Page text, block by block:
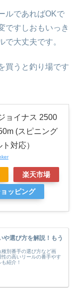
ルであればOKで
ですしおもいっき
で大丈夫です。
買うと釣り場です
ョイナス 2500
(スピニング
対応）
楽天市場
ッピング
や選び方を解説！もう
別番手の選び方など画
の高いリールの番手やす
紹介！